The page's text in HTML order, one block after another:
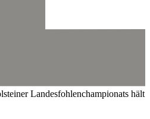
Landesfohlenchampionats hält